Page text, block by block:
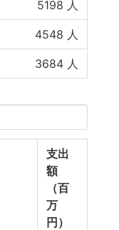
5198 人
4548 人
3684 人
支出
額
（百
万
円）